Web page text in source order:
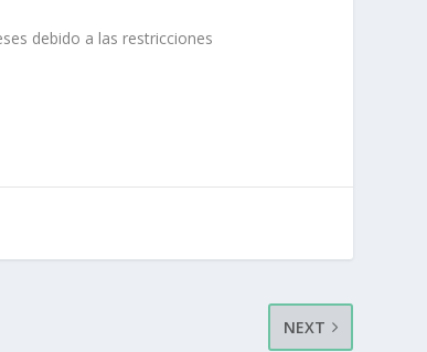
debido a las restricciones
NEXT